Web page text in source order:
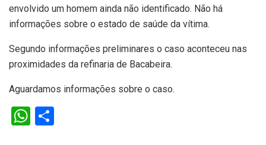
envolvido um homem ainda não identificado. Não há
informações sobre o estado de saúde da vítima.
Segundo informações preliminares o caso aconteceu nas
proximidades da refinaria de Bacabeira.
Aguardamos informações sobre o caso.
W